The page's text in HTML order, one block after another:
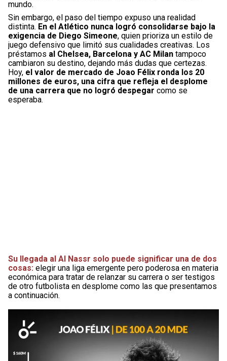
mundo.
Sin embargo, el paso del tiempo expuso una realidad
distinta. En el Atlético nunca logró consolidarse bajo la
exigencia de Diego Simeone, quien prioriza un estilo de
juego defensivo que limitó sus cualidades creativas. Los
préstamos al Chelsea, Barcelona y AC Milan tampoco
cambiaron su destino, dejando más dudas que certezas.
Hoy, el valor de mercado de Joao Félix ronda los 20
millones de euros, una cifra que refleja el desplome
de una carrera que no logró despegar como se
esperaba.
Su llegada al Al Nassr solo puede significar una de dos
cosas: elegir una liga emergente pero poderosa en materia
económica para tratar de relanzar su carrera o ser testigos
de otro futbolista en desplome como las que presentamos
a continuación.